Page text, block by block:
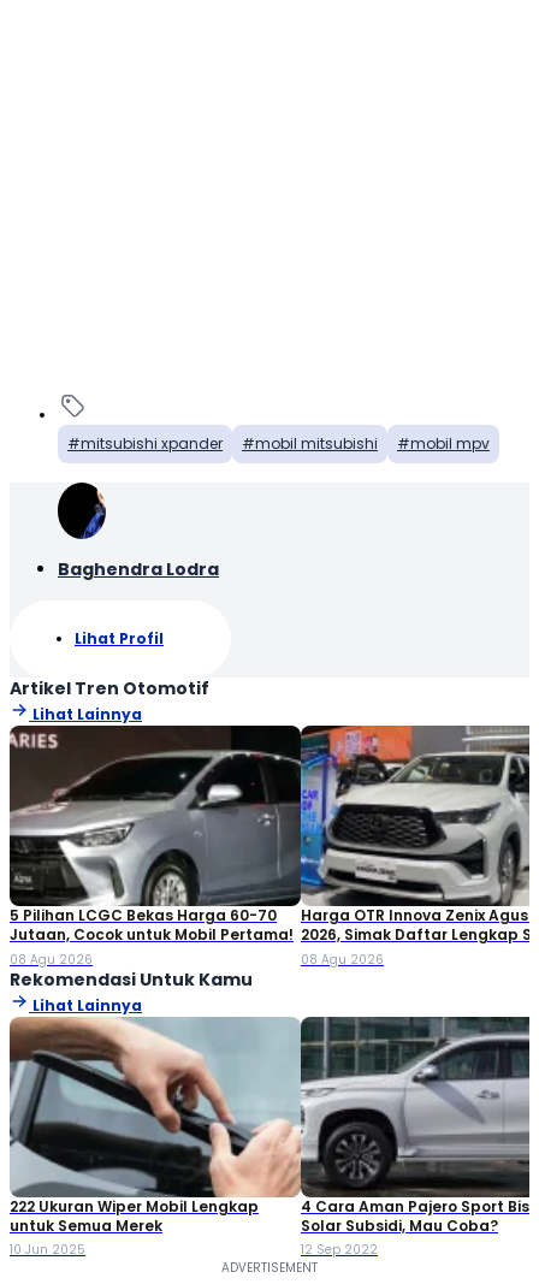
mitsubishi xpander mobil mitsubishi mobil mpv
Baghendra Lodra
Lihat Profil
Artikel Tren Otomotif
Lihat Lainnya
5 Pilihan LCGC Bekas Harga 60-70
Jutaan, Cocok untuk Mobil Pertama!
08 Agu 2026
Harga OTR Innova Zenix
2026, Simak Daftar Lengkap
Variannya!
08 Agu 2026
Rekomendasi Untuk Kamu
Lihat Lainnya
222 Ukuran Wiper Mobil Lengkap
untuk Semua Merek
10 Jun 2025
4 Cara Aman Pajero Sport
Solar Subsidi, Mau Coba?
12 Sep 2022